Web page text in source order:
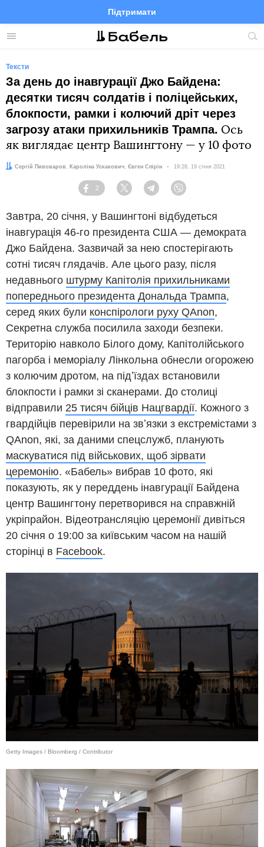
Меню
Підтримати
FacebookTelegramTwitter
Тексти
За день до інавгурації Джо Байдена:
десятки тисяч солдатів і поліцейських,
блокпости, рамки і колючий дріт через
загрозу атаки прихильників Трампа. Ось
як виглядає центр Вашингтону — у 10 фото
Автори:
Сергій Пивоваров , Кароліна Ускакович
Редактор: Євген Спірін Дата:
19:28, 19 січня 2021
Facebook
2
Twitter TelegramViber
Завтра, 20 січня, у Вашингтоні відбудеться
інавгурація 46-го президента США — демократа
Джо Байдена. Зазвичай за нею спостерігають
сотні тисяч глядачів. Але цього разу, після
недавнього штурму Капітолія прихильниками
попереднього президента Дональда Трампа,
серед яких були конспірологи руху QAnon,
Секретна служба посилила заходи безпеки.
Територію навколо Білого дому, Капітолійського
пагорба і меморіалу Лінкольна обнесли огорожею
з колючим дротом, на підʼїздах встановили
блокпости і рамки зі сканерами. До столиці
відправили 25 тисяч бійців Нацгвардії. Кожного з
гвардійців перевірили на звʼязки з екстремістами з
QAnon, які, за даними спецслужб, планують
маскуватися під військових, щоб зірвати
церемонію. «Бабель» вибрав 10 фото, які
показують, як у переддень інавгурації Байдена
центр Вашингтону перетворився на справжній
укріпрайон. Відеотрансляцію церемонії дивіться
20 січня о 19:00 за київським часом на нашій
сторінці в Facebook.
Getty Images / Bloomberg / Contributor